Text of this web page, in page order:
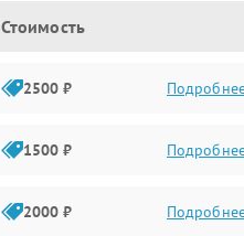
Стоимость
2500 ₽
1500 ₽
2000 ₽